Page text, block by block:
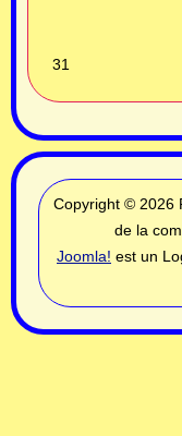
31
Copyright © 2026
de la
Joomla! est un